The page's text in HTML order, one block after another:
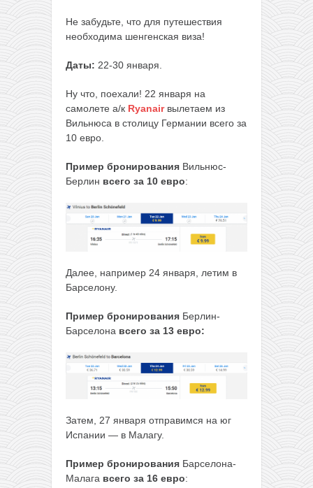
Не забудьте, что для путешествия
необходима шенгенская виза!
Даты: 22-30 января.
Ну что, поехали! 22 января на
самолете а/к Ryanairвылетаем из
Вильнюса в столицу Германии всего за
10 евро.
Пример бронирования Вильнюс-
Берлин всего за 10 евро:
Далее, например 24 января, летим в
Барселону.
Пример бронирования Берлин-
Барселона всего за 13 евро:
Затем, 27 января отправимся на юг
Испании — в Малагу.
Пример бронирования Барселона-
Малага всего за 16 евро: